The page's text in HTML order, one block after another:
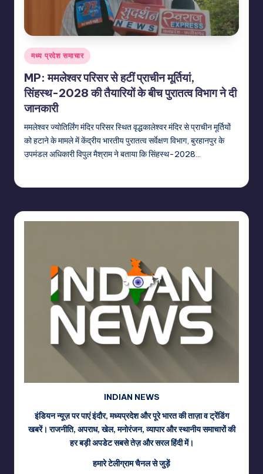
Posted
in
मध्य प्रदेश समाचार
MP: ममलेश्वर परिसर से हटीं प्राचीन मूर्तियां,
सिंहस्थ-2028 की तैयारियों के बीच पुरातत्व विभाग ने दी
जानकारी
ममलेश्वर ज्योतिर्लिंग मंदिर परिसर स्थित वृद्धकालेश्वर मंदिर से प्राचीन मूर्तियों
को हटाने के मामले में केंद्रीय भारतीय पुरातत्व सर्वेक्षण विभाग, बुरहानपुर के
उपमंडल अधिकारी विपुल मैश्राम ने बताया कि सिंहस्थ-2028…
INDIAN NEWS
इंडियन न्यूज़ पर पाएं इंदौर, मध्यप्रदेश और पूरे भारत की ताज़ा व ट्रेंडिंग
खबरें। राजनीति, अपराध, खेल, मनोरंजन, व्यापार और स्थानीय समाचारों की
हर बड़ी अपडेट सबसे तेज़ और सरल हिंदी में।
हमारे टेलीग्राम चैनल से जुड़ें